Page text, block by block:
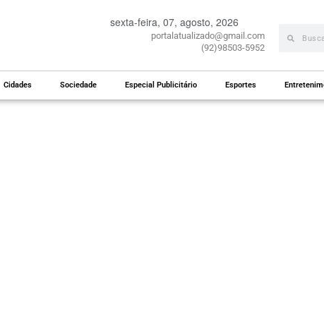
sexta-feira, 07, agosto, 2026
portalatualizado@gmail.com
(92)98503-5952
Cidades Sociedade Especial Publicitário Esportes